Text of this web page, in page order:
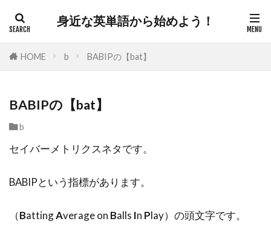
身近な英単語から始めよう！
HOME b BABIPの【bat】
BABIPの【bat】
b
セイバーメトリクスネタです。
BABIPという指標があります。
（BattingAverage on Balls In Play）の頭文字です。